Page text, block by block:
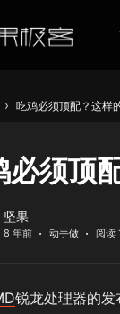
› 吃鸡必须顶配？这样
必须顶
坚果
8 年前 动手做 阅读
锐龙处理器的